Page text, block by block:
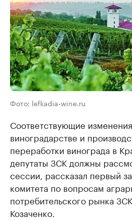
Фото: lefkadia-wine.ru
Соответствующие
виноградарстве и
переработки винограда в
депутаты ЗСК должны
сессии, рассказал первый
комитета по вопросам
потребительского рынка
Козаченко.